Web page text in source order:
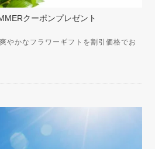
クーポンプレゼント
やかなフラワーギフトを割引価格でお